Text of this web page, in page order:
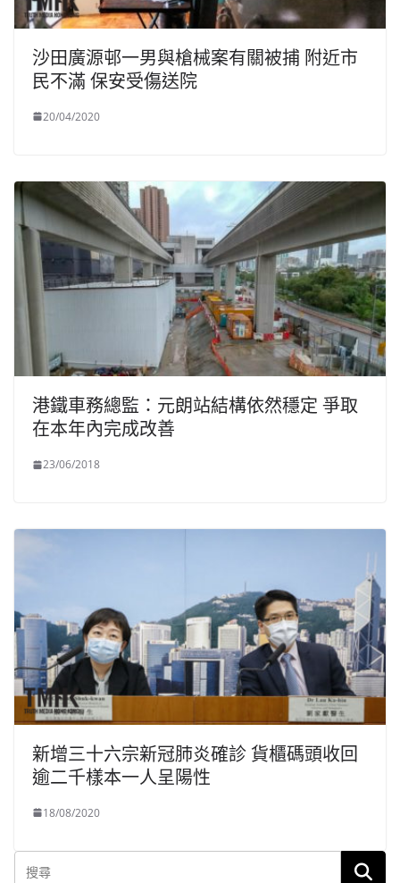
沙田廣源邨一男與槍械案有關被捕 附近市
民不滿 保安受傷送院
20/04/2020
港鐵車務總監：元朗站結構依然穩定 爭取
在本年內完成改善
23/06/2018
新增三十六宗新冠肺炎確診 貨櫃碼頭收回
逾二千樣本一人呈陽性
18/08/2020